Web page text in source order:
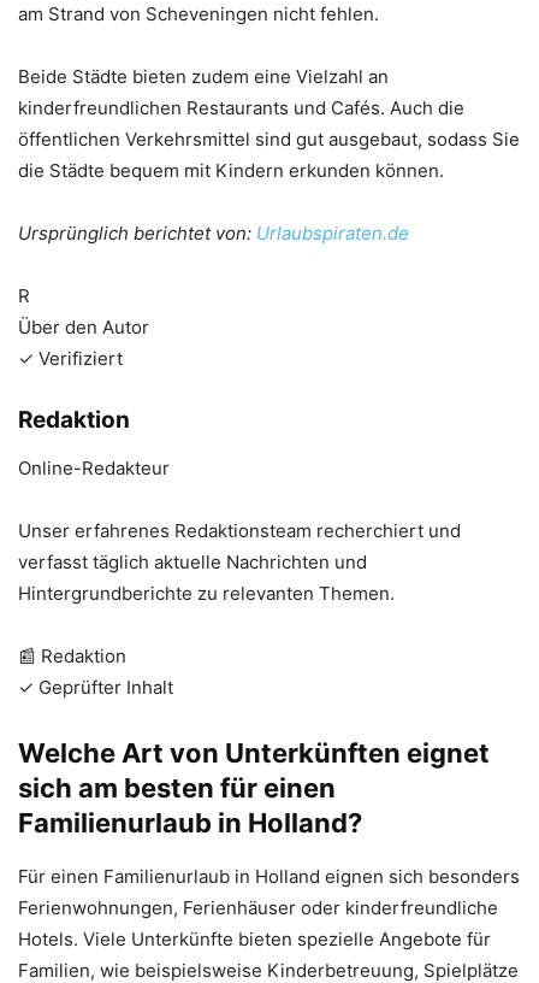
am Strand von Scheveningen nicht fehlen.
Beide Städte bieten zudem eine Vielzahl an
kinderfreundlichen Restaurants und Cafés. Auch die
öffentlichen Verkehrsmittel sind gut ausgebaut, sodass Sie
die Städte bequem mit Kindern erkunden können.
Ursprünglich berichtet von: Urlaubspiraten.de
R
Über den Autor
✓ Verifiziert
Redaktion
Online-Redakteur
Unser erfahrenes Redaktionsteam recherchiert und
verfasst täglich aktuelle Nachrichten und
Hintergrundberichte zu relevanten Themen.
📰 Redaktion
✓ Geprüfter Inhalt
Welche Art von Unterkünften eignet
sich am besten für einen
Familienurlaub in Holland?
Für einen Familienurlaub in Holland eignen sich besonders
Ferienwohnungen, Ferienhäuser oder kinderfreundliche
Hotels. Viele Unterkünfte bieten spezielle Angebote für
Familien, wie beispielsweise Kinderbetreuung, Spielplätze